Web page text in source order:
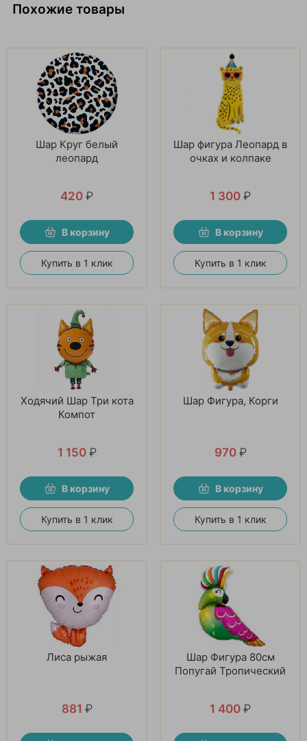
Похожие товары
Шар Круг белый
леопард
420 ₽
В корзину
Купить в 1 клик
Шар фигура Леопард в
очках и колпаке
1 300 ₽
В корзину
Купить в 1 клик
Ходячий Шар Три кота
Компот
1 150 ₽
В корзину
Купить в 1 клик
Шар Фигура, Корги
970 ₽
В корзину
Купить в 1 клик
Лиса рыжая
881 ₽
Шар Фигура 80см
Попугай Тропический
1 400 ₽